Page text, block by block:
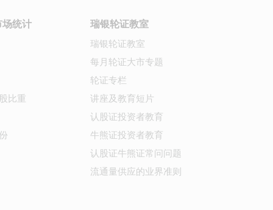
场统计
比重
瑞银轮证教室
瑞银轮证教室
每月轮证大市专题
轮证专栏
讲座及教育短片
认股证投资者教育
牛熊证投资者教育
认股证牛熊证常问问题
流通量供应的业界准则